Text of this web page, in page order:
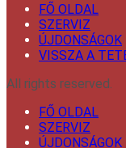
FŐ OLDAL
SZERVIZ
ÚJDONSÁGOK
VISSZA A
All rights reserved.
FŐ OLDAL
SZERVIZ
ÚJDONSÁGOK